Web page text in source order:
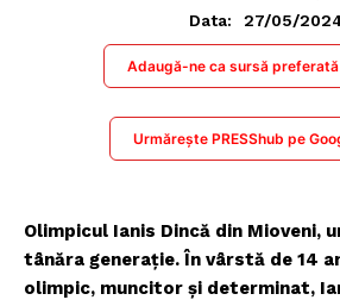
Data:
27/05/
Adaugă-ne ca sursă preferată
Urmărește PRESShub pe
Olimpicul Ianis Dincă din Mioveni,
tânăra generație. În vârstă de 14
olimpic, muncitor și determinat,